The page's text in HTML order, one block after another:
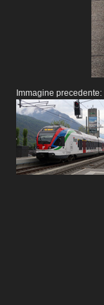
Immagine precedente: